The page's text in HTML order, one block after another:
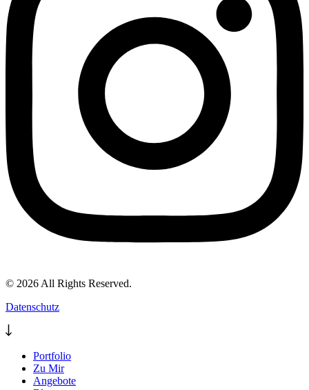
© 2026 All Rights Reserved.
Datenschutz
Portfolio
Zu Mir
Angebote